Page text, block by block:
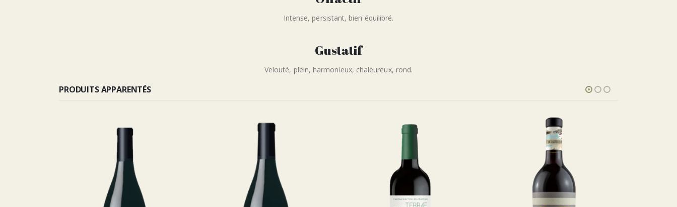
Intense, persistant, bien équilibré.
Gustatif
Velouté, plein, harmonieux, chaleureux, rond.
PRODUITS APPARENTÉS